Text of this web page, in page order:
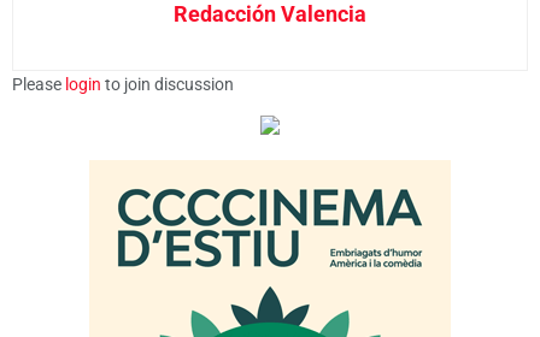
Redacción Valencia
Please login to join discussion